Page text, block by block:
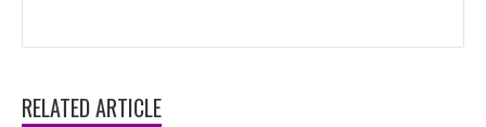
RELATED ARTICLE